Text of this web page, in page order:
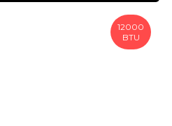
12000
BTU